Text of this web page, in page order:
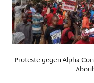
Proteste gegen Alpha